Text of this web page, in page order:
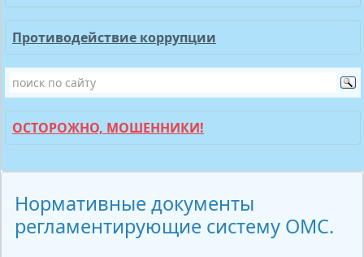
Противодействие коррупции
ОСТОРОЖНО, МОШЕННИКИ!
Нормативные документы
регламентирующие систему ОМС.